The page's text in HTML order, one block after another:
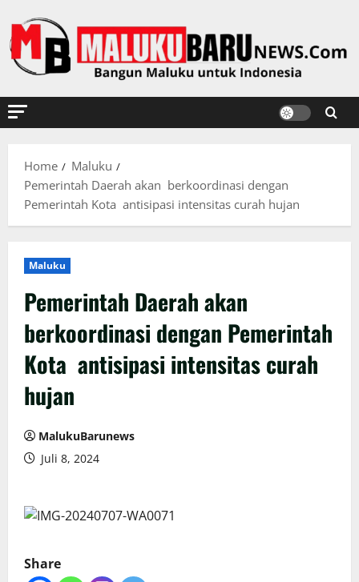
to
content
Home
Maluku
Pemerintah Daerah akan berkoordinasi dengan
Pemerintah Kota antisipasi intensitas curah hujan
Maluku
Pemerintah Daerah akan
berkoordinasi dengan Pemerintah
Kota antisipasi intensitas curah
hujan
MalukuBarunews
Juli 8, 2024
Share